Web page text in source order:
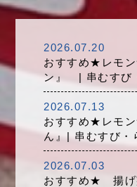
2026.07.20
おすすめ★レモ
ン』 | 串むすび
2026.07.13
おすすめ★レモン
ん』| 串むすび・
2026.07.03
おすすめ★ 揚げ